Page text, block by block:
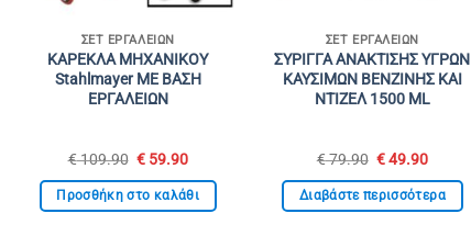
ΣΕΤ ΕΡΓΑΛΕΊΩΝ
ΚΑΡΕΚΛΑ ΜΗΧΑΝΙΚΟΥ
Stahlmayer ΜΕ ΒΑΣΗ
ΕΡΓΑΛΕΙΩΝ
€109.90 Original
was:
€ 109.90.
€59.90Η
τιμή
είναι:
Προσθήκη στο καλάθι
ΣΕΤ ΕΡΓΑΛΕΊΩΝ
ΣΥΡΙΓΓΑ ΑΝΑΚΤΙΣΗΣ ΥΓΡΩΝ
ΚΑΥΣΙΜΩΝ ΒΕΝΖΙΝΗΣ ΚΑΙ
ΝΤΙΖΕΛ 1500 ML
€79.90 Original
was:
€ 79.90.
€49.90Η
τιμή
είναι:
Διαβάστε περισσότερα